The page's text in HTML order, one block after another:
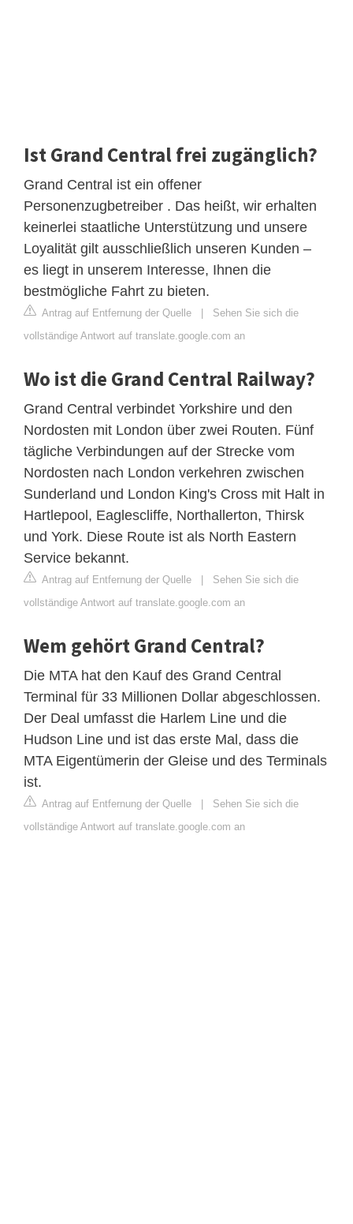
Ist Grand Central frei zugänglich?
Grand Central ist ein offener
Personenzugbetreiber . Das heißt, wir erhalten
keinerlei staatliche Unterstützung und unsere
Loyalität gilt ausschließlich unseren Kunden –
es liegt in unserem Interesse, Ihnen die
bestmögliche Fahrt zu bieten.
Antrag auf Entfernung der Quelle | Sehen Sie sich die
vollständige Antwort auf translate.google.com an
Wo ist die Grand Central Railway?
Grand Central verbindet Yorkshire und den
Nordosten mit London über zwei Routen. Fünf
tägliche Verbindungen auf der Strecke vom
Nordosten nach London verkehren zwischen
Sunderland und London King's Cross mit Halt in
Hartlepool, Eaglescliffe, Northallerton, Thirsk
und York. Diese Route ist als North Eastern
Service bekannt.
Antrag auf Entfernung der Quelle | Sehen Sie sich die
vollständige Antwort auf translate.google.com an
Wem gehört Grand Central?
Die MTA hat den Kauf des Grand Central
Terminal für 33 Millionen Dollar abgeschlossen.
Der Deal umfasst die Harlem Line und die
Hudson Line und ist das erste Mal, dass die
MTA Eigentümerin der Gleise und des Terminals
ist.
Antrag auf Entfernung der Quelle | Sehen Sie sich die
vollständige Antwort auf translate.google.com an